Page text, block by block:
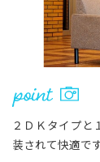
２ＤＫタイプと
装されて快適で